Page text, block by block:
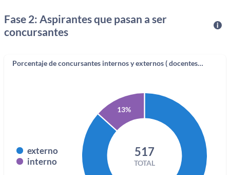
Fase 2: Aspirantes que pasan a ser
concursantes
Porcentaje de concursantes internos y externos ( docentes UD)
externo
interno
517
TOTAL
13%